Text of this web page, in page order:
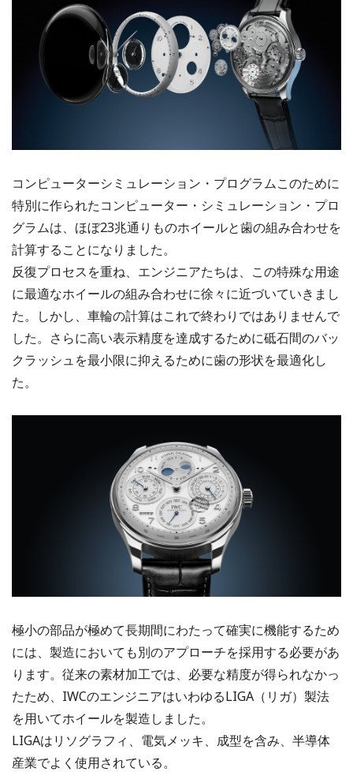
コンピューターシミュレーション・プログラムこのために
特別に作られたコンピューター・シミュレーション・プロ
グラムは、ほぼ23兆通りものホイールと歯の組み合わせを
計算することになりました。
反復プロセスを重ね、エンジニアたちは、この特殊な用途
に最適なホイールの組み合わせに徐々に近づいていきまし
た。しかし、車輪の計算はこれで終わりではありませんで
した。さらに高い表示精度を達成するために砥石間のバッ
クラッシュを最小限に抑えるために歯の形状を最適化し
た。
極小の部品が極めて長期間にわたって確実に機能するため
には、製造においても別のアプローチを採用する必要があ
ります。従来の素材加工では、必要な精度が得られなかっ
たため、IWCのエンジニアはいわゆるLIGA（リガ）製法
を用いてホイールを製造しました。
LIGAはリソグラフィ、電気メッキ、成型を含み、半導体
産業でよく使用されている。